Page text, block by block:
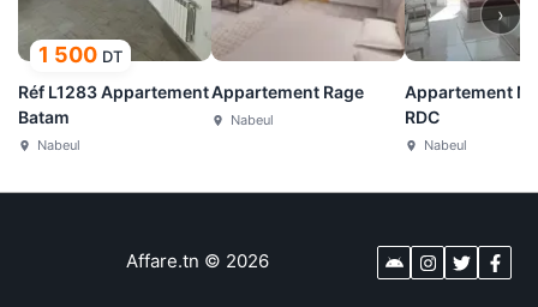
1 500 DT
Réf L1283 Appartement
Batam
Nabeul
Appartement Rage
Nabeul
Appartement
RDC
Nabeul
›
Affare.tn © 2026